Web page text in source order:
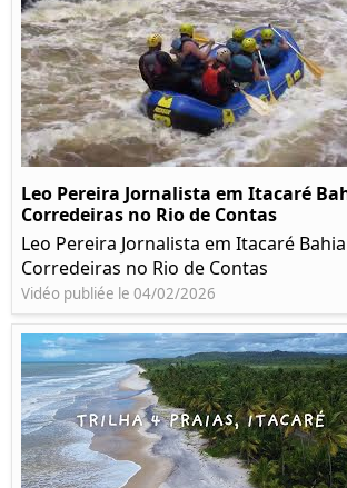
Leo Pereira Jornalista em Itacaré
Corredeiras no Rio de Contas
Leo Pereira Jornalista em Itacaré
Corredeiras no Rio de Contas
Vidéo publiée le 04/02/2026